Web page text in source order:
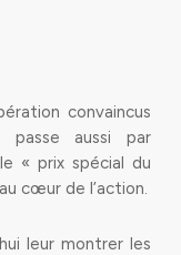
convaincus
passe aussi par
« prix spécial du
cœur de l’action.
leur montrer les